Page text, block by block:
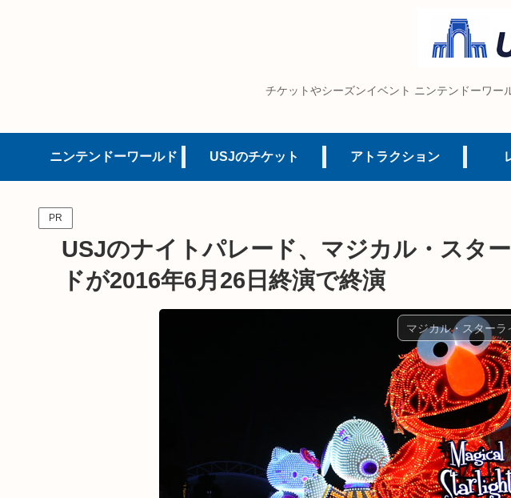
チケットやシーズンイベント ニンテンドーワ
ニンテンドーワールド USJのチケット アトラクション
PR
USJのナイトパレード、マジカル・スタ
ドが2016年6月26日終演で終演
マジカル・スターラ